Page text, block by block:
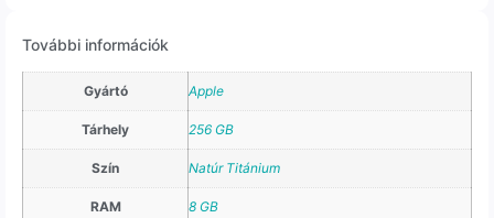
További információk
Gyártó Apple
Tárhely 256 GB
Szín Natúr Titánium
RAM 8 GB